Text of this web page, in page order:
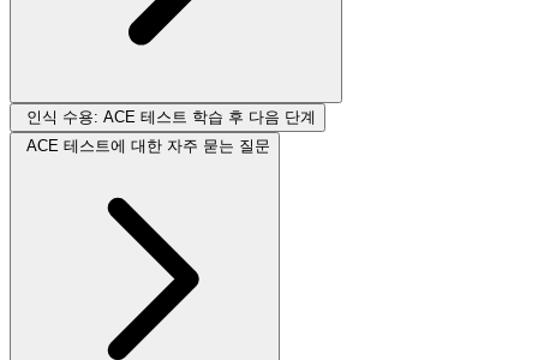
인식 수용: ACE 테스트 학습 후 다음 단계
ACE 테스트에 대한 자주 묻는 질문